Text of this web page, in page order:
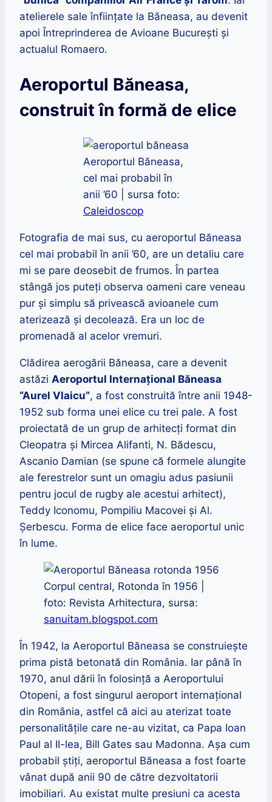
atelierele sale înființate la Băneasa, au devenit
apoi Întreprinderea de Avioane București și
actualul Romaero.
Aeroportul Băneasa,
construit în formă de elice
Aeroportul Băneasa,
cel mai probabil în
anii ’60 | sursa foto:
Caleidoscop
Fotografia de mai sus, cu aeroportul Băneasa
cel mai probabil în anii ’60, are un detaliu care
mi se pare deosebit de frumos. În partea
stângă jos puteți observa oameni care veneau
pur și simplu să privească avioanele cum
aterizează și decolează. Era un loc de
promenadă al acelor vremuri.
Clădirea aerogării Băneasa, care a devenit
astăzi Aeroportul Internațional Băneasa
“Aurel Vlaicu”, a fost construită între anii 1948-
1952 sub forma unei elice cu trei pale. A fost
proiectată de un grup de arhitecți format din
Cleopatra şi Mircea Alifanti, N. Bădescu,
Ascanio Damian (se spune că formele alungite
ale ferestrelor sunt un omagiu adus pasiunii
pentru jocul de rugby ale acestui arhitect),
Teddy Iconomu, Pompiliu Macovei şi Al.
Şerbescu. Forma de elice face aeroportul unic
în lume.
Corpul central, Rotonda în 1956 |
foto: Revista Arhitectura, sursa:
sanuitam.blogspot.com
În 1942, la Aeroportul Băneasa se construieşte
prima pistă betonată din România. Iar până în
1970, anul dării în folosinţă a Aeroportului
Otopeni, a fost singurul aeroport internațional
din România, astfel că aici au aterizat toate
personalitățile care ne-au vizitat, ca Papa Ioan
Paul al II-lea, Bill Gates sau Madonna. Așa cum
probabil știți, aeroportul Băneasa a fost foarte
vânat după anii 90 de către dezvoltatorii
imobiliari. Au existat multe presiuni ca acesta